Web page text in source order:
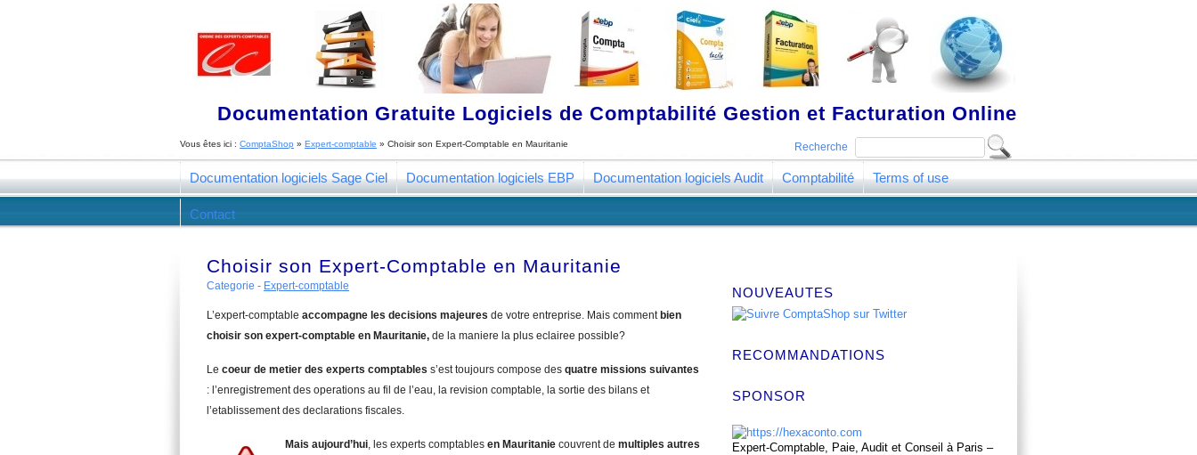
Documentation Gratuite Logiciels de Comptabilité Gestion et Facturation Online
Recherche
Vous êtes ici : ComptaShop » Expert-comptable » Choisir son Expert-Comptable en Mauritanie
Documentation logiciels Sage Ciel Documentation logiciels EBP Documentation logiciels Audit Comptabilité Terms of use
Contact
Choisir son Expert-Comptable en Mauritanie
Categorie - Expert-comptable
L’expert-comptable accompagne les decisions majeures de votre entreprise. Mais comment bien
choisir son expert-comptable en Mauritanie, de la maniere la plus eclairee possible?
Le coeur de metier des experts comptables s’est toujours compose des quatre missions suivantes
: l’enregistrement des operations au fil de l’eau, la revision comptable, la sortie des bilans et
l’etablissement des declarations fiscales.
Mais aujourd’hui, les experts comptables en Mauritanie couvrent de multiples autres
NOUVEAUTES
RECOMMANDATIONS
SPONSOR
Expert-Comptable, Paie, Audit et Conseil à Paris –